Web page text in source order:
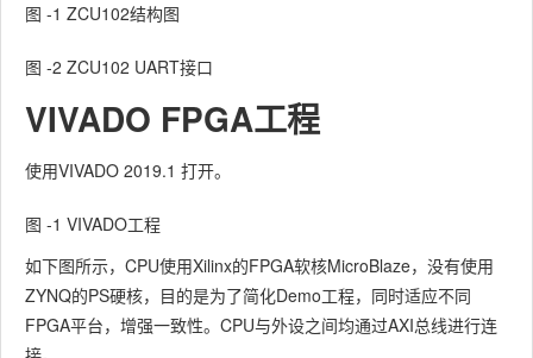
图 ‑1 ZCU102结构图
图 ‑2 ZCU102 UART接口
VIVADO FPGA工程
使用VIVADO 2019.1 打开。
图 ‑1 VIVADO工程
如下图所示，CPU使用Xilinx的FPGA软核MicroBlaze，没有使用
ZYNQ的PS硬核，目的是为了简化Demo工程，同时适应不同
FPGA平台，增强一致性。CPU与外设之间均通过AXI总线进行连